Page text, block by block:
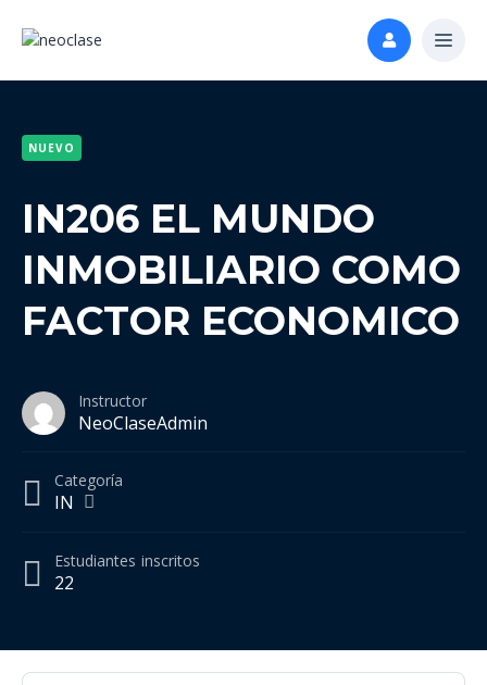
NUEVO
IN206 EL MUNDO
INMOBILIARIO COMO
FACTOR ECONOMICO
Instructor
NeoClaseAdmin
Categoría
IN
22
Estudiantes inscritos